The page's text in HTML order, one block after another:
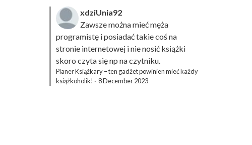
xdziUnia92
Zawsze można mieć męża
programistę i posiadać takie coś na
stronie internetowej i nie nosić książki
skoro czyta się np na czytniku.
Planer Książkary – ten gadżet powinien mieć każdy
książkoholik! · 8 December 2023